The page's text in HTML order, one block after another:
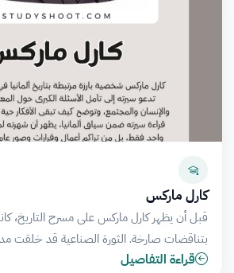
كارل ماركس
قبل أن يظهر كارل ماركس على مسرح التاريخ،
بتناقضات صارخة. الثورة الصناعية قد خلقت
قراءة التفاصيل